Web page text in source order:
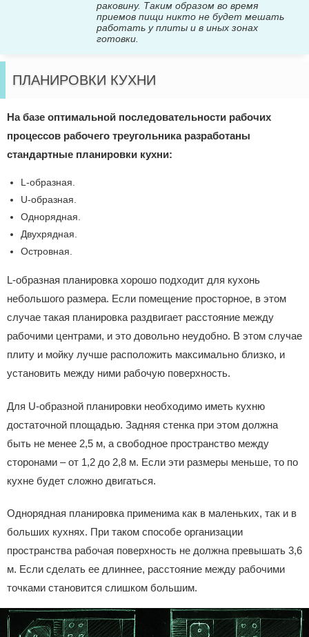
раковину. Таким образом во время
приемов пищи никто не будет мешать
работать у плиты и в иных зонах
готовки.
ПЛАНИРОВКИ КУХНИ
На базе оптимальной последовательности рабочих
процессов рабочего треугольника разработаны
стандартные планировки кухни:
L-образная.
U-образная.
Однорядная.
Двухрядная.
Островная.
L-образная планировка хорошо подходит для кухонь
небольшого размера. Если помещение просторное, в этом
случае такая планировка раздвигает расстояние между
рабочими центрами, и это довольно неудобно. В этом случае
плиту и мойку лучше расположить максимально близко, и
установить между ними рабочую поверхность.
Для U-образной планировки необходимо иметь кухню
достаточной площадью. Задняя стенка при этом должна
быть не менее 2,5 м, а свободное пространство между
сторонами – от 1,2 до 2,8 м. Если эти размеры меньше, то по
кухне будет сложно двигаться.
Однорядная планировка применима как в маленьких, так и в
больших кухнях. При таком способе организации
пространства рабочая поверхность не должна превышать 3,6
м. Если сделать ее длиннее, расстояние между рабочими
точками становится слишком большим.